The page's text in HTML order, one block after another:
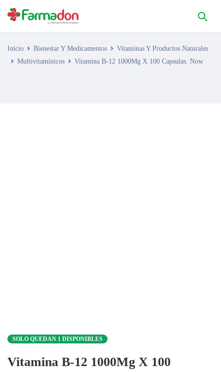
Inicio Bienestar Y Medicamentos
Vitaminas Y Productos Naturales
Multivitamínicos
Vitamina B-12 1000Mg X 100 Capsulas. Now
SOLO QUEDAN 1 DISPONIBLES
Vitamina B-12 1000Mg X 100